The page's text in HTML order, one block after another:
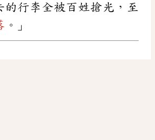
的行李全被百姓搶光，至
。」